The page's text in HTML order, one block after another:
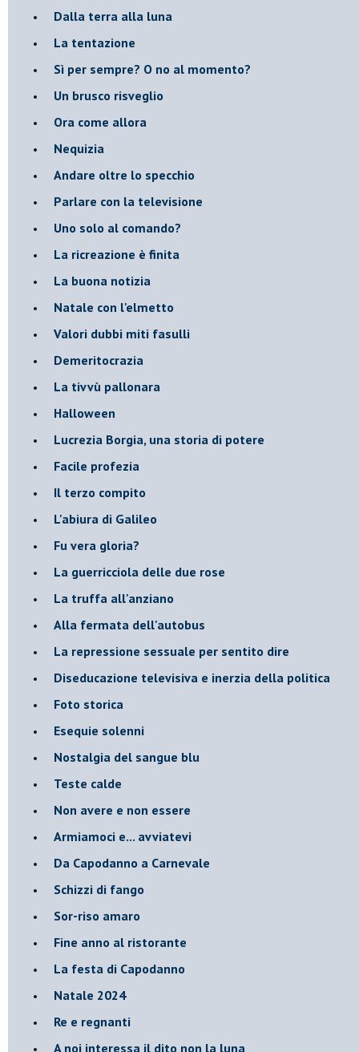
Dalla terra alla luna
La tentazione
​Sì per sempre? O no al momento?
Un brusco risveglio
Ora come allora
Nequizia
Andare oltre lo specchio
Parlare con la televisione
Uno solo al comando?
La ricreazione è finita
La buona notizia
Natale con l'elmetto
Valori dubbi miti fasulli
Demeritocrazia
La tivvù pallonara
Halloween
​Lucrezia Borgia, una storia di potere
Facile profezia
Il terzo compito
L'abiura di Galileo
Fu vera gloria?
La guerricciola delle due rose
La truffa all'anziano
Alla fermata dell'autobus
La repressione sessuale per sentito dire
Diseducazione televisiva e inerzia della politica
Foto storica
Esequie solenni
Nostalgia del sangue blu
Teste calde
Non avere e non essere
Armiamoci e... avviatevi
Da Capodanno a Carnevale
Schizzi di fango
Sor-riso amaro
Fine anno al ristorante
La festa di Capodanno
Natale 2024
Re e regnanti
A noi interessa il dito non la luna